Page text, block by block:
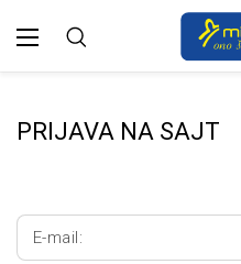
PRIJAVA NA SAJT
E-mail: